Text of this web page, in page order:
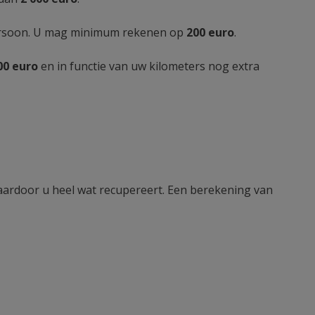
U mag minimum rekenen op 200 euro.
euroen in functie van uw kilometers nog extra
u heel wat recupereert. Een berekening van